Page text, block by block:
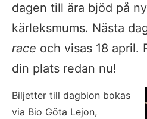
dagen till ära bjöd på
kärleksmums. Nästa
race och visas 18 april.
din plats redan nu!
Biljetter till dagbion bokas
via Bio Göta Lejon,